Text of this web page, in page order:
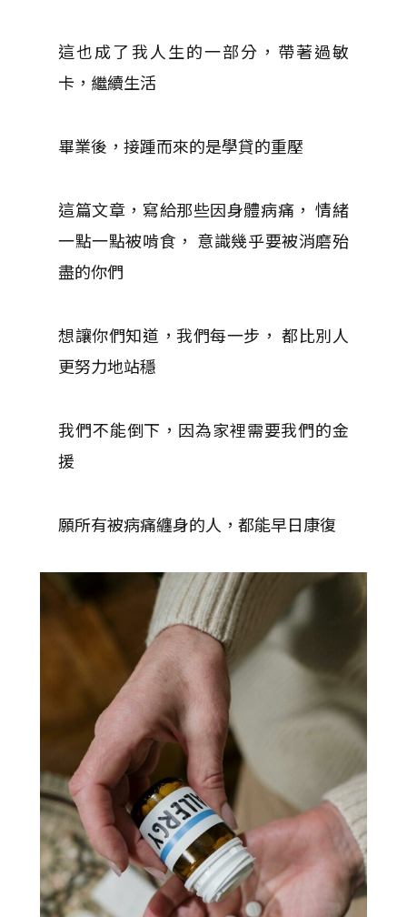
這也成了我人生的一部分，帶著過敏
卡，繼續生活
畢業後，接踵而來的是學貸的重壓
這篇文章，寫給那些因身體病痛， 情緒
一點一點被啃食， 意識幾乎要被消磨殆
盡的你們
想讓你們知道，我們每一步， 都比別人
更努力地站穩
我們不能倒下，因為家裡需要我們的金
援
願所有被病痛纏身的人，都能早日康復